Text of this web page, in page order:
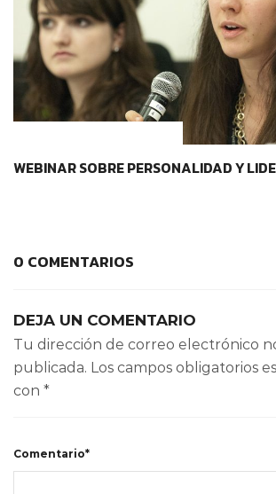
WEBINAR SOBRE PERSONALIDAD Y
0 COMENTARIOS
DEJA UN COMENTARIO
Tu dirección de correo electrónico
publicada. Los campos obligatorios
con *
Comentario*